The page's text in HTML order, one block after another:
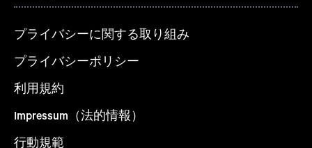
プライバシーに関する取り組み
プライバシーポリシー
利用規約
Impressum（法的情報）
行動規範